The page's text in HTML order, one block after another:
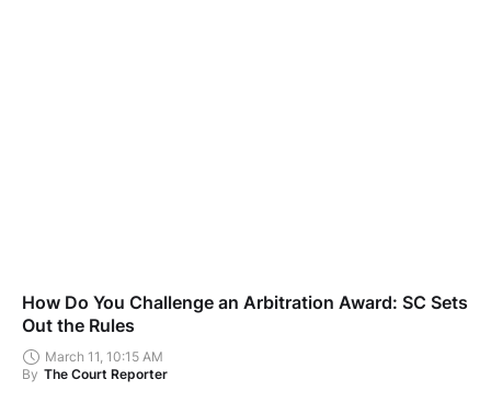
How Do You Challenge an Arbitration Award: SC Sets
Out the Rules
March 11, 10:15 AM
By The Court Reporter